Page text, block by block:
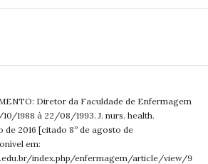
Diretor da Faculdade de Enfermagem
1988 à 22/08/1993. J. nurs. health.
2016 [citado 8º de agosto de
em:
index.php/enfermagem/article/view/9